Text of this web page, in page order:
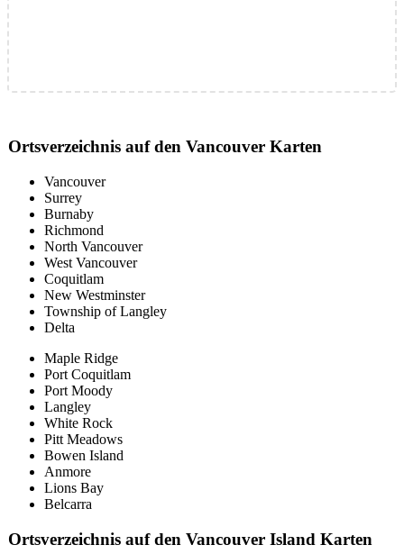
Ortsverzeichnis auf den Vancouver Karten
Vancouver
Surrey
Burnaby
Richmond
North Vancouver
West Vancouver
Coquitlam
New Westminster
Township of Langley
Delta
Maple Ridge
Port Coquitlam
Port Moody
Langley
White Rock
Pitt Meadows
Bowen Island
Anmore
Lions Bay
Belcarra
Ortsverzeichnis auf den Vancouver Island Karten